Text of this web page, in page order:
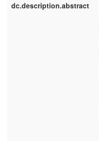
dc.description.abstract